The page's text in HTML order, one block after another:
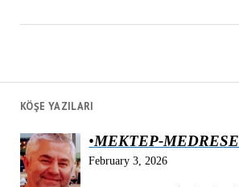
KÖŞE YAZILARI
•MEKTEP-MEDRESE
February 3, 2026